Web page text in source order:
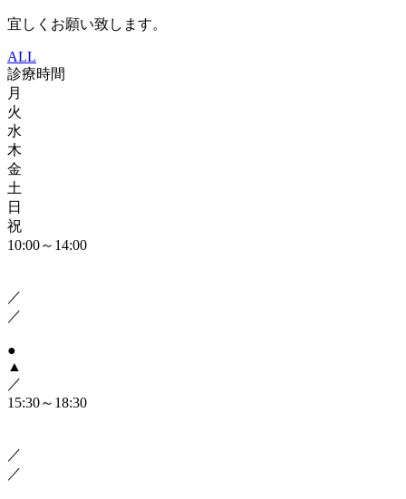
宜しくお願い致します。
ALL
診療時間
月
火
水
木
金
土
日
祝
10:00～14:00
／
／
●
▲
／
15:30～18:30
／
／